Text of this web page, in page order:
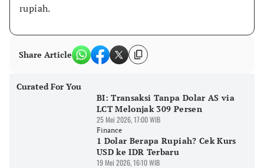
rupiah.
Share Article
Curated For You
BI: Transaksi Tanpa Dolar AS via
LCT Melonjak 309 Persen
25 Mei 2026, 17:00 WIB
Finance
1 Dolar Berapa Rupiah? Cek Kurs
USD ke IDR Terbaru
19 Mei 2026, 16:10 WIB